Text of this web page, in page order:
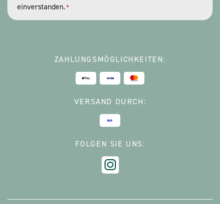
*
einverstanden.*
ZAHLUNGSMÖGLICHKEITEN:
VERSAND DURCH:
FOLGEN SIE UNS: